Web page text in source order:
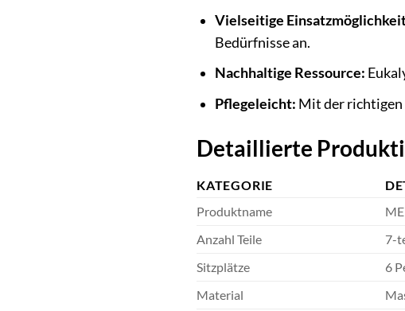
Vielseitige
Bedürfnisse an.
Nachhaltige Ressource:
Pflegeleicht: Mit der richtigen
Detaillierte
KATEGORIE
Produktname
Anzahl Teile
7-
Sitzplätze
6
Material